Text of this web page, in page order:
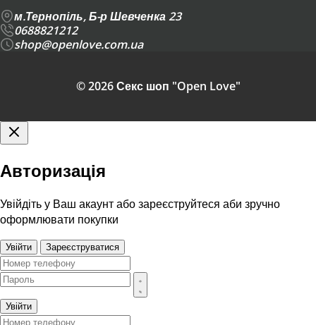
м.Тернопіль, Б-р Шевченка 23
0688821212
shop@openlove.com.ua
© 2026 Секс шоп "Open Love"
Авторизація
Увійдіть у Ваш акаунт або зареєструйтеся аби зручно
оформлювати покупки
Увійти Зареєструватися
Увійти